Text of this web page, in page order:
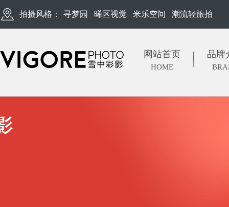
拍摄风格： 寻梦园 晞区视觉 米乐空间 潮流轻旅拍
网站首页
HOME
品牌